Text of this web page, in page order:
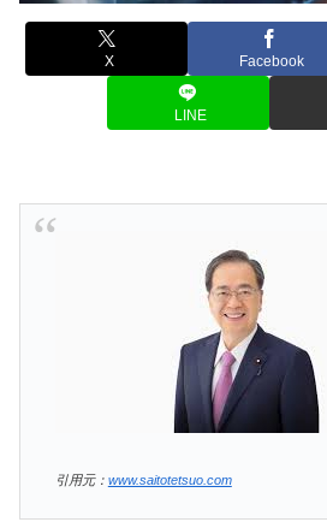
X Facebook
LINE
引用元： www.saitotetsuo.com